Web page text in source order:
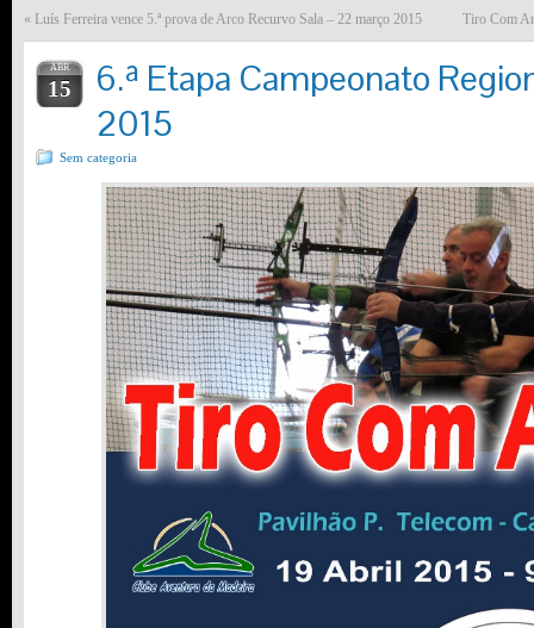
« Luís Ferreira vence 5.ª prova de Arco Recurvo Sala – 22 março 2015 Tiro Com
ABR
15
6.ª Etapa Campeonato
2015
Sem categoria